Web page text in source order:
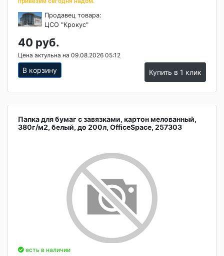
Продавец товара:
ЦСО "Крокус"
40 руб.
Цена актульна на 09.08.2026 05:12
В корзину Купить в 1 клик
Папка для бумаг с завязками, картон мелованный,
380г/м2, белый, до 200л, OfficeSpace, 257303
есть в наличии